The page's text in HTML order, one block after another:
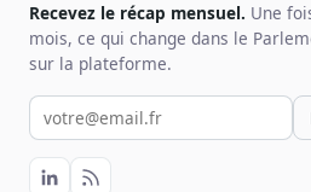
Recevez le récap mensuel. Une
mois, ce qui change dans le
sur la plateforme.
Votre email pour la newsletter